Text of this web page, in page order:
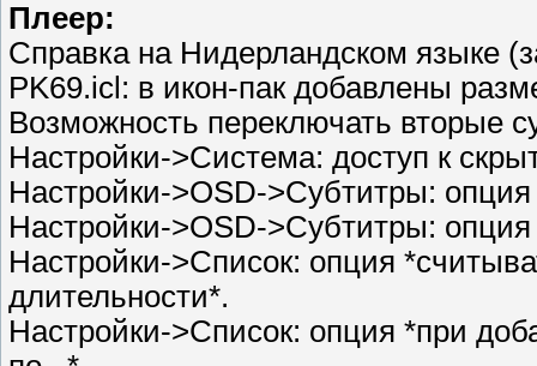
Плеер:
Справка на Нидерландском языке
PK69.icl: в икон-пак добавлены
Возможность переключать вторые
Настройки->Система: доступ к
Настройки->OSD->Субтитры:
Настройки->OSD->Субтитры:
Настройки->Список: опция
длительности*.
Настройки->Список: опция *при